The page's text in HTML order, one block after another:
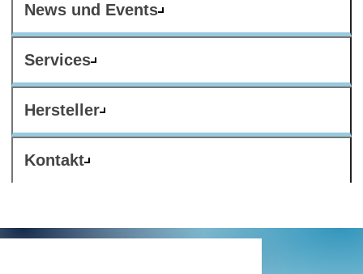
News und Events
Services
Hersteller
Kontakt